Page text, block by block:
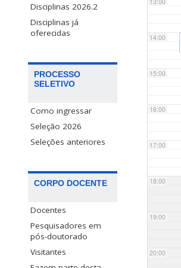
Disciplinas 2026.2
Disciplinas já
oferecidas
PROCESSO
SELETIVO
Como ingressar
Seleção 2026
Seleções anteriores
CORPO DOCENTE
Docentes
Pesquisadores em
pós-doutorado
Visitantes
14:00
15:00
16:00
17:00
18:00
19:00
20:00